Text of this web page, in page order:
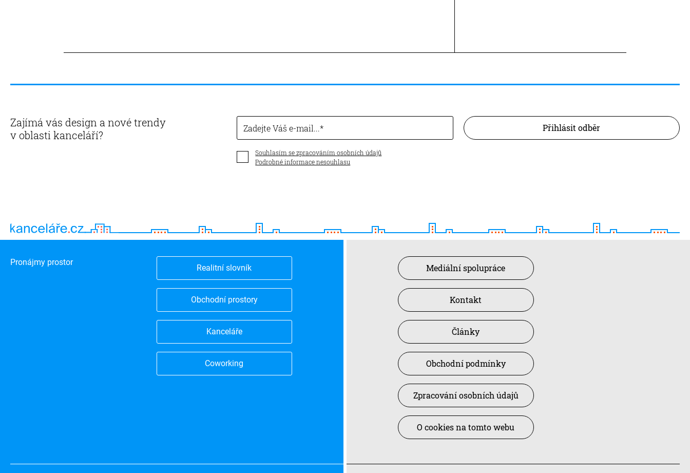
Zajímá vás design a nové trendy
v oblasti kanceláří?
Zadejte Váš e-mail...
Souhlasím se zpracováním osobních údajů
Podrobné informace nesouhlasu
Přihlásit odběr
Pronájmy prostor
Realitní slovník
Obchodní prostory
Kanceláře
Coworking
Mediální spolupráce
Kontakt
Články
Obchodní podmínky
Zpracování osobních údajů
O cookies na tomto webu